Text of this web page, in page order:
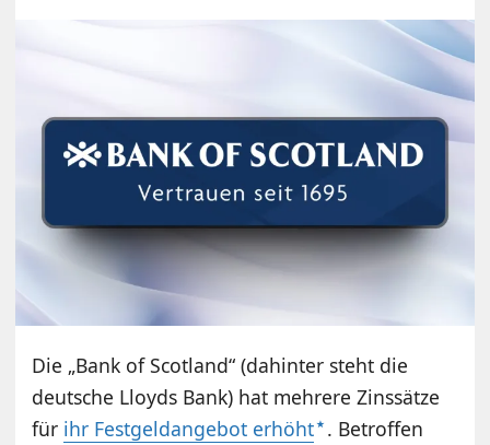
Die „Bank of Scotland“ (dahinter steht die
deutsche Lloyds Bank) hat mehrere Zinssätze
für ihr Festgeldangebot erhöht . Betroffen